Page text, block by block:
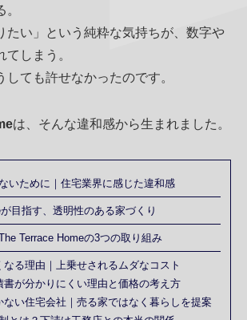
たい」という純粋な気持ちが、数字や
しまう。
しても許せなかったのです。
は、そんな違和感から生まれました。
いために｜住宅業界に感じた違和感
目指す、透明性のある家づくり
Terrace Homeの3つの取り組み
る理由｜上乗せされるムダなコスト
書が分かりにくい理由と価格の考え方
ない住宅会社｜売る家ではなく暮らしを提案